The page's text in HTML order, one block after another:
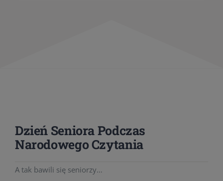
Dzień Seniora Podczas
Narodowego Czytania
A tak bawili się seniorzy…